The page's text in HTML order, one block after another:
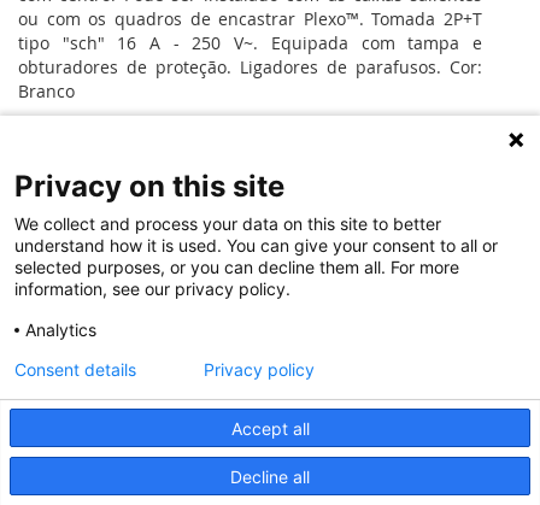
ou com os quadros de encastrar Plexo™. Tomada 2P+T
tipo "sch" 16 A - 250 V~. Equipada com tampa e
obturadores de proteção. Ligadores de parafusos. Cor:
Branco
MAIS INFORMAÇÃO
Fichas Técnicas
FichasTécnicas
© 2020 Legrand. Todos os direitos reservados.
Privacy on this site
We collect and process your data on this site to better
understand how it is used. You can give your consent to all or
selected purposes, or you can decline them all. For more
information, see our privacy policy.
Analytics
Accept all
Decline all
Consent details Privacy policy